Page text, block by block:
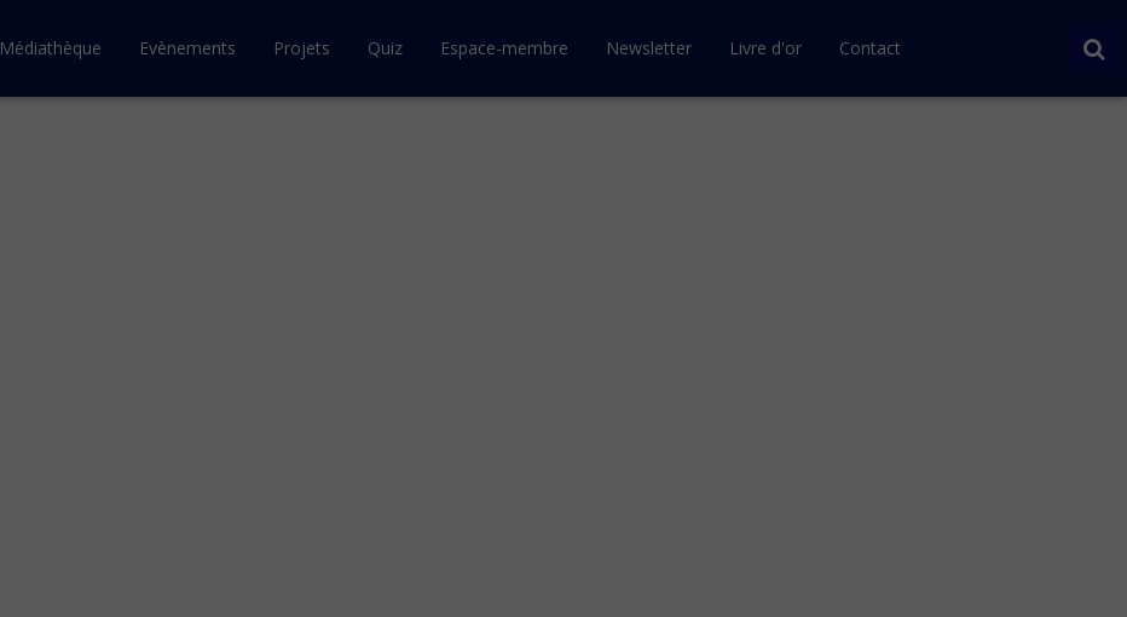
Médiathèque Evènements Projets Quiz Espace-membre Newsletter Livre d'or Contact